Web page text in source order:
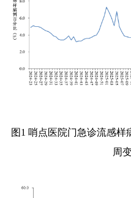
图1 哨点医院门急诊流感样
周